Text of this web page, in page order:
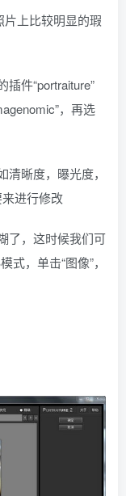
片上比较明显的瑕
件“portraiture”
，再选
晰度，曝光度，
进行修改
了，这时候我们可
，单击“图像”，